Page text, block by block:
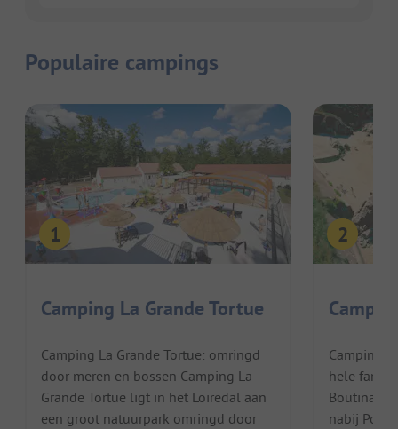
Populaire campings
Camping La Grande Tortue
Camping La Grande Tortue: omringd
door meren en bossen Camping La
Grande Tortue ligt in het Loiredal aan
een groot natuurpark omringd door
Camping
hele
nabij